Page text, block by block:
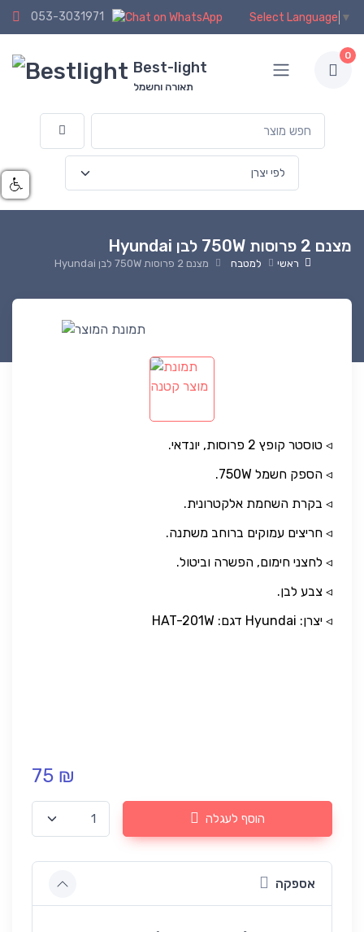
053-3031971 Select Language ▼
Best-light
תאורה וחשמל
0
מצנם 2 פרוסות 750W לבן Hyundai
ראשי למטבח מצנם 2 פרוסות 750W לבן Hyundai
◃ טוסטר קופץ 2 פרוסות, יונדאי.
◃ הספק חשמל 750W.
◃ בקרת השחמת אלקטרונית.
◃ חריצים עמוקים ברוחב משתנה.
◃ לחצני חימום, הפשרה וביטול.
◃ צבע לבן.
◃ יצרן: Hyundai דגם: HAT-201W
75 ₪
הוסף לעגלה
אספקה